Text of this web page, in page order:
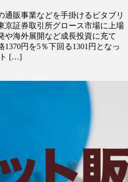
販事業などを手掛けるビタブリ
京証券取引所グロース市場に上場
や海外展開など成長投資に充て
円を5％下回る1301円となっ
[…]